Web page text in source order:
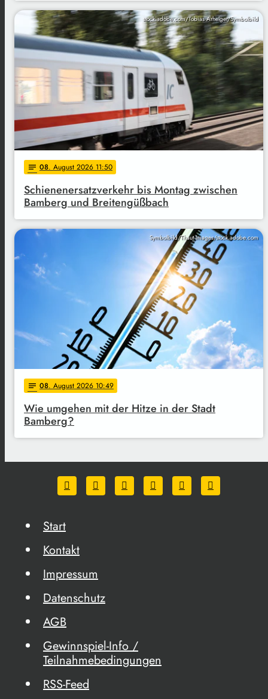
stock.adobe.com/Tobias Arhelger/Symbolbild
notes 08. August 2026 11:50
Schienenersatzverkehr bis Montag zwischen
Bamberg und Breitengüßbach
Symbolbild/Thaut Images/stock.adobe.com
notes 08. August 2026 10:49
Wie umgehen mit der Hitze in der Stadt
Bamberg?
Start
Kontakt
Impressum
Datenschutz
AGB
Gewinnspiel-Info /
Teilnahmebedingungen
RSS-Feed